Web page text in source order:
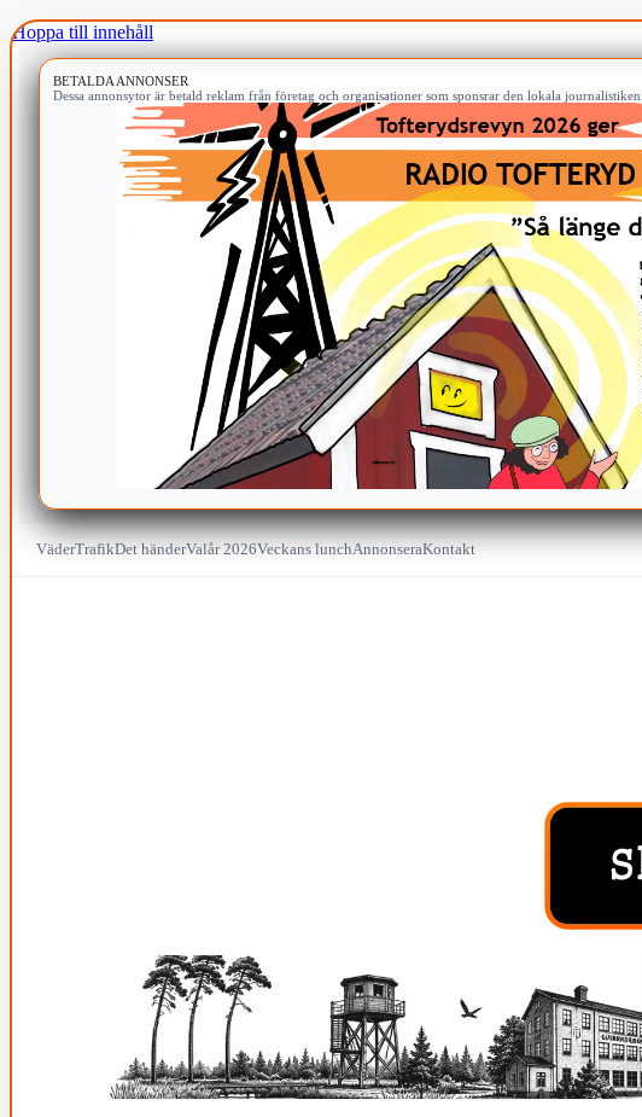
Hoppa till innehåll
BETALDA ANNONSER
Dessa annonsytor är betald reklam från företag och organisationer som sponsrar den lokala journalistiken.
VäderTrafikDet händerValår 2026Veckans lunchAnnonseraKontakt